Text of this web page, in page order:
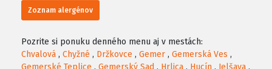
Zoznam alergénov
Pozrite si ponuku denného menu aj v mestách:
Chvalová , Chyžné , Držkovce , Gemer , Gemerská Ves ,